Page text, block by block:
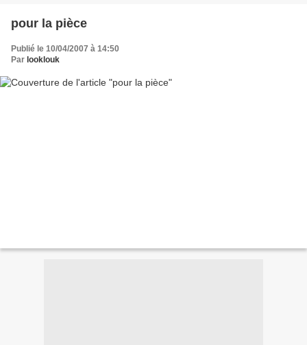
pour la pièce
Publié le 10/04/2007 à 14:50
Par looklouk